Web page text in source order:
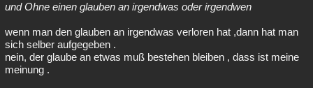
und Ohne einen glauben an irgendwas oder irgendwen
wenn man den glauben an irgendwas verloren hat ,dann hat man
sich selber aufgegeben .
nein, der glaube an etwas muß bestehen bleiben , dass ist meine
meinung .